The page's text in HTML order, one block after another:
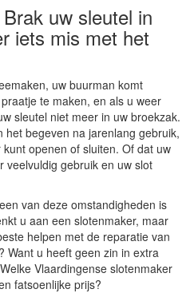
uw sleutel in
iets mis met het
uw buurman komt
te maken, en als u weer
sleutel niet meer in uw broekzak.
het begeven na jarenlang gebruik,
openen of sluiten. Of dat uw
veelvuldig gebruik en uw slot
van deze omstandigheden is
u aan een slotenmaker, maar
helpen met de reparatie van
Want u heeft geen zin in extra
Vlaardingense slotenmaker
fatsoenlijke prijs?